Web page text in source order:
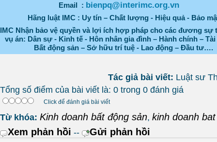
Email : bienpq@interimc.org.vn
Hãng luật IMC : Uy tín – Chất lượng - Hiệu quả - Bảo
IMC Nhận bảo vệ quyền và lợi ích hợp pháp cho các đương sự
vụ án: Dân sự - Kinh tế - Hôn nhân gia đình – Hành chính –
Bất động sản – Sở hữu trí tuệ - Lao động – Đầu tư….
Tác giả bài viết: Luật sư
Tổng số điểm của bài viết là: 0 trong 0 đánh giá
Click để đánh giá bài viết
Từ khóa: Kinh doanh bất động sản, kinh doanh
Xem phản hồi -- Gửi phản hồi